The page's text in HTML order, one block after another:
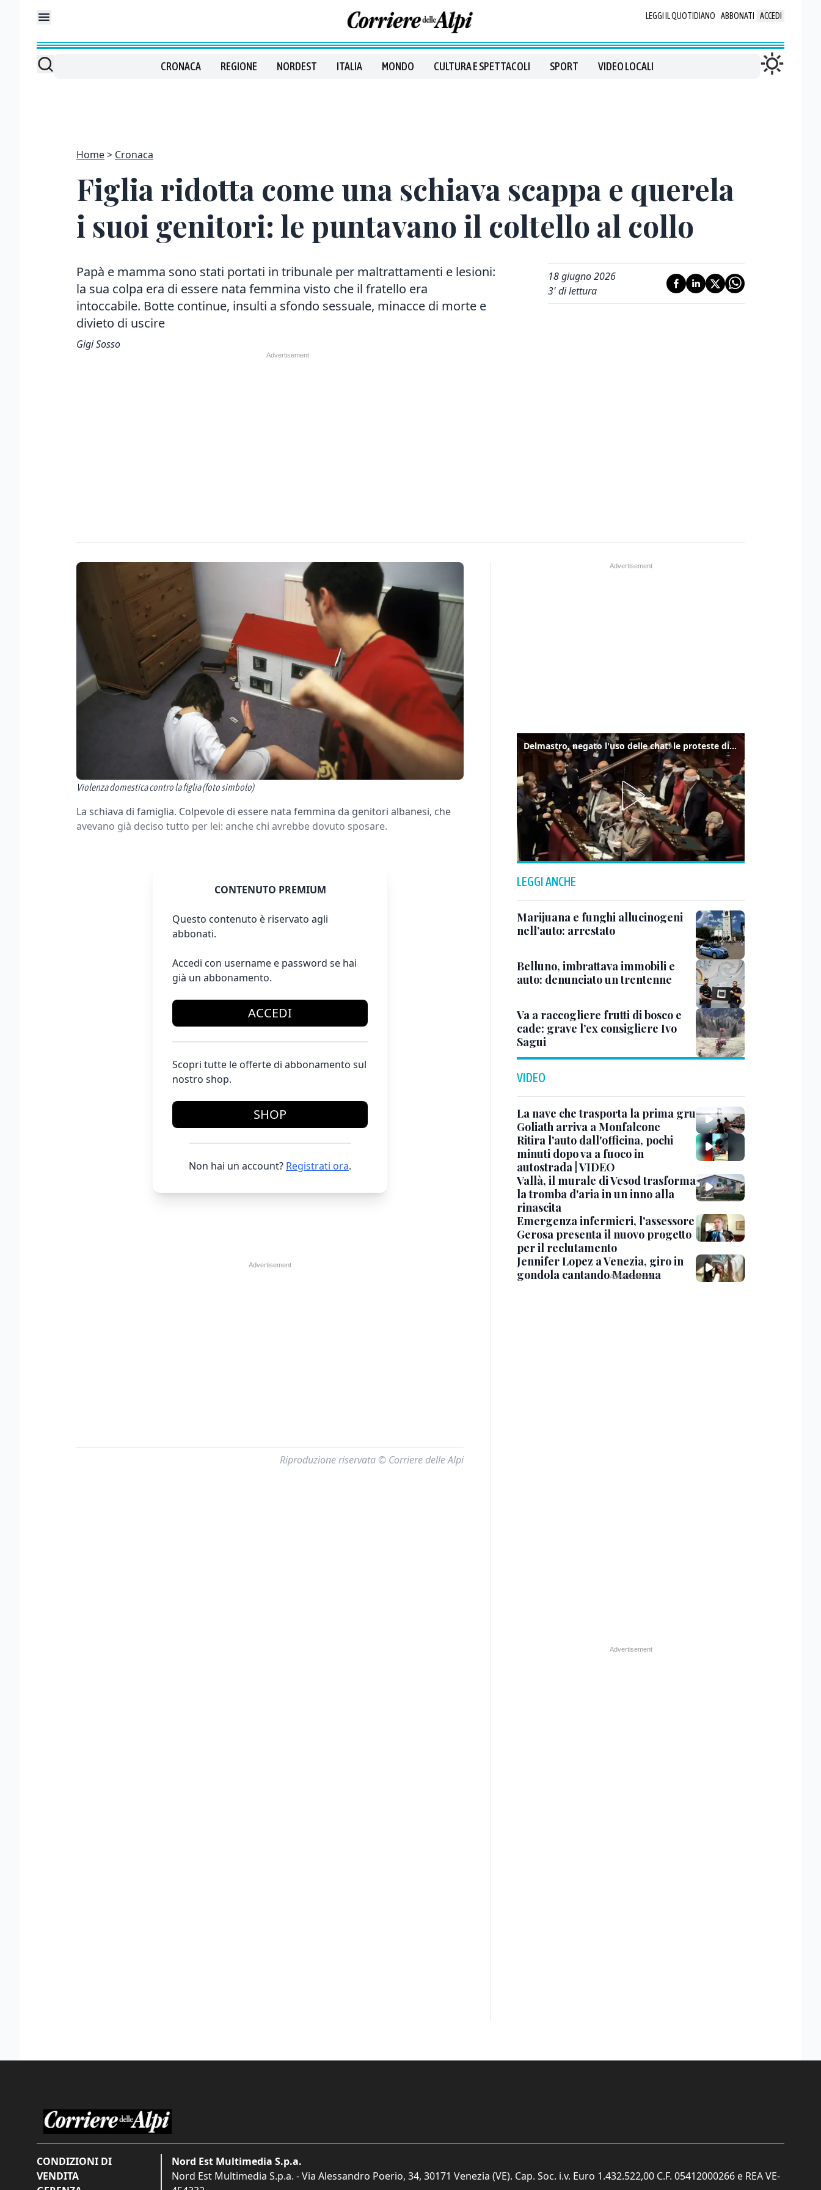
LEGGI IL QUOTIDIANO ABBONATI ACCEDI
CRONACA REGIONE NORDEST ITALIA MONDO CULTURA E SPETTACOLI SPORT VIDEO LOCALI
Home Cronaca
Figlia ridotta come una schiava scappa e querela
i suoi genitori: le puntavano il coltello al collo
Papà e mamma sono stati portati in tribunale per maltrattamenti e lesioni:
la sua colpa era di essere nata femmina visto che il fratello era
intoccabile. Botte continue, insulti a sfondo sessuale, minacce di morte e
divieto di uscire
Gigi Sosso
18 giugno 2026
3' di lettura
Violenza domestica contro la figlia (foto simbolo)
La schiava di famiglia. Colpevole di essere nata femmina da genitori albanesi, che
avevano già deciso tutto per lei: anche chi avrebbe dovuto sposare.
CONTENUTO PREMIUM
Questo contenuto è riservato agli
abbonati.
Accedi con username e password se hai
già un abbonamento.
ACCEDI
Scopri tutte le offerte di abbonamento sul
nostro shop.
SHOP
Non hai un account? Registrati ora.
Riproduzione riservata © Corriere delle Alpi
Delmastro, negato l'uso delle chat: le proteste di Avs e M5s
LEGGI ANCHE
Marijuana e funghi allucinogeni
nell’auto: arrestato
Belluno, imbrattava immobili e
auto: denunciato un trentenne
Va a raccogliere frutti di bosco e
cade: grave l’ex consigliere Ivo
Sagui
VIDEO
La nave che trasporta la prima gru
Goliath arriva a Monfalcone
Ritira l'auto dall'officina, pochi
minuti dopo va a fuoco in
autostrada | VIDEO
Vallà, il murale di Vesod trasforma
la tromba d'aria in un inno alla
rinascita
Emergenza infermieri, l'assessore
Gerosa presenta il nuovo progetto
per il reclutamento
Jennifer Lopez a Venezia, giro in
gondola cantando Madonna
CONDIZIONI DI
VENDITA
Nord Est Multimedia S.p.a.
Nord Est Multimedia S.p.a. - Via Alessandro Poerio, 34, 30171 Venezia (VE). Cap. Soc. i.v. Euro 1.432.522,00 C.F. 05412000266 e REA VE-